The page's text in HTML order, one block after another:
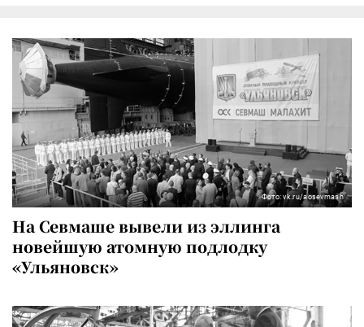
Фото: vk.ru/aosevmash
На Севмаше вывели из эллинга
новейшую атомную подлодку
«Ульяновск»